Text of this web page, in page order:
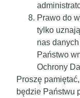
Prawo do
tylko
nas
Państwo
Ochrony
Proszę
będzie Państwu